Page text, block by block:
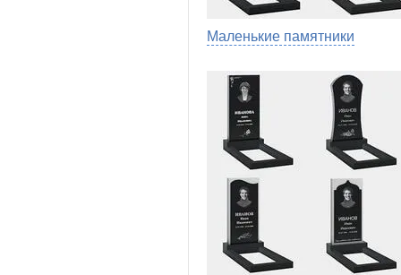
Маленькие памятники